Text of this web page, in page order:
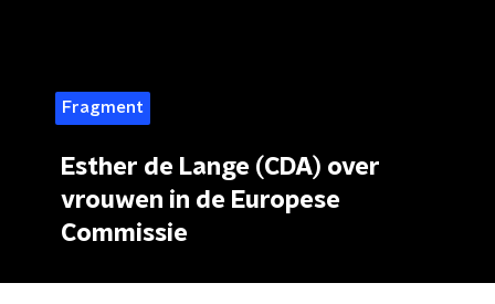
Fragment
Esther de Lange (CDA) over
vrouwen in de Europese
Commissie